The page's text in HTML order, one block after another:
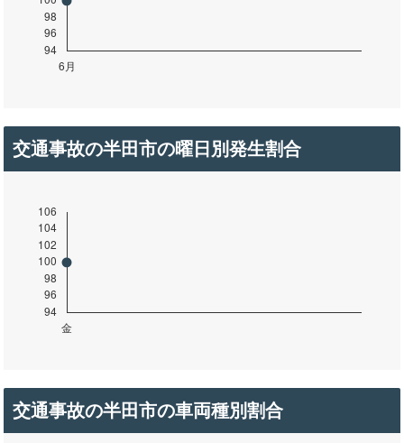
交通事故の半田市の曜日別発生割合
交通事故の半田市の車両種別割合